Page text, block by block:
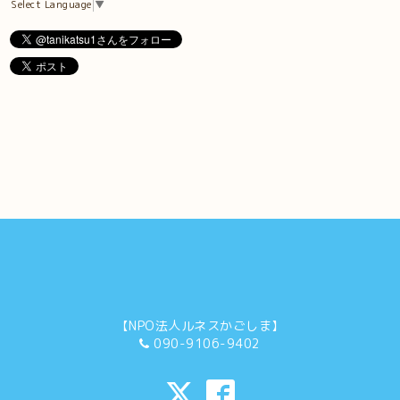
Select Language ▼
【NPO法人ルネスかごしま】
090-9106-9402